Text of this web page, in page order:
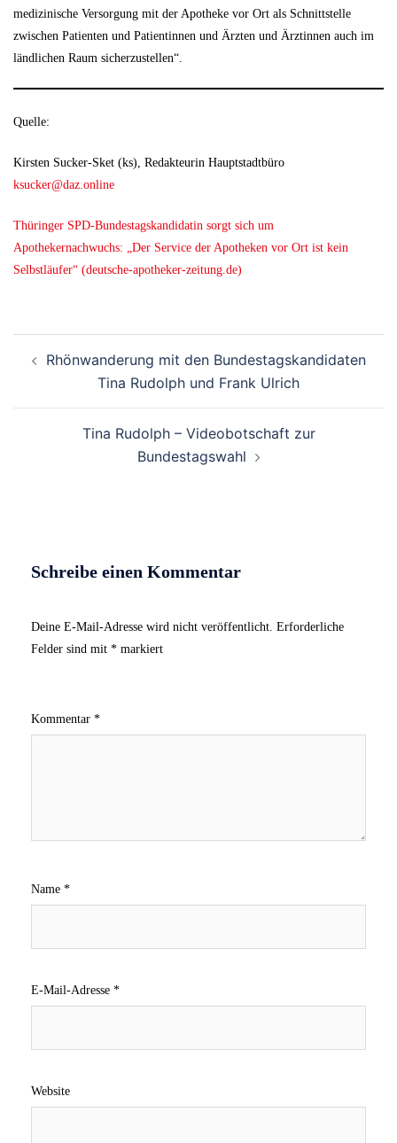
medizinische Versorgung mit der Apotheke vor Ort als Schnittstelle
zwischen Patienten und Patientinnen und Ärzten und Ärztinnen auch im
ländlichen Raum sicherzustellen“.
Quelle:
Kirsten Sucker-Sket (ks), Redakteurin Hauptstadtbüro
ksucker@daz.online
Thüringer SPD-Bundestagskandidatin sorgt sich um
Apothekernachwuchs: „Der Service der Apotheken vor Ort ist kein
Selbstläufer“ (deutsche-apotheker-zeitung.de)
Navigation
Rhönwanderung mit den Bundestagskandidaten
Tina Rudolph und Frank Ulrich
Tina Rudolph – Videobotschaft zur
Bundestagswahl
Schreibe einen Kommentar
Deine E-Mail-Adresse wird nicht veröffentlicht. Erforderliche
Felder sind mit * markiert
Kommentar *
Name *
E-Mail-Adresse *
Website